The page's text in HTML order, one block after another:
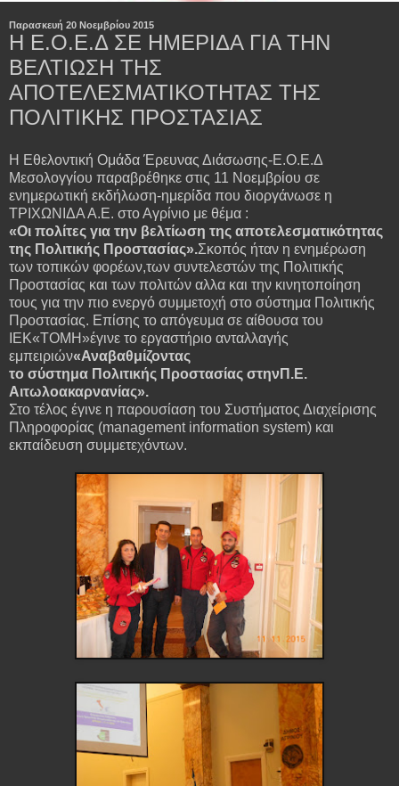
Παρασκευή 20 Νοεμβρίου 2015
Η Ε.Ο.Ε.Δ ΣΕ ΗΜΕΡΙΔΑ ΓΙΑ ΤΗΝ
ΒΕΛΤΙΩΣΗ ΤΗΣ
ΑΠΟΤΕΛΕΣΜΑΤΙΚΟΤΗΤΑΣ ΤΗΣ
ΠΟΛΙΤΙΚΗΣ ΠΡΟΣΤΑΣΙΑΣ
Η Εθελοντική Ομάδα Έρευνας Διάσωσης-Ε.Ο.Ε.Δ
Μεσολογγίου παραβρέθηκε στις 11 Νοεμβρίου σε
ενημερωτική εκδήλωση-ημερίδα που διοργάνωσε η
ΤΡΙΧΩΝΙΔΑ Α.Ε. στο Αγρίνιο με θέμα :
«Οι πολίτες για την βελτίωση της αποτελεσματικότητας
της Πολιτικής Προστασίας».Σκοπός ήταν η ενημέρωση
των τοπικών φορέων,των συντελεστών της Πολιτικής
Προστασίας και των πολιτών αλλα και την κινητοποίηση
τους για την πιο ενεργό συμμετοχή στο σύστημα Πολιτικής
Προστασίας. Επίσης το απόγευμα σε αίθουσα του
ΙΕΚ«ΤΟΜΗ»έγινε το εργαστήριο ανταλλαγής
εμπειριών«Αναβαθμίζοντας
το σύστημα Πολιτικής Προστασίας στηνΠ.Ε.
Αιτωλοακαρνανίας».
Στο τέλος έγινε η παρουσίαση του Συστήματος Διαχείρισης
Πληροφορίας (management information system) και
εκπαίδευση συμμετεχόντων.